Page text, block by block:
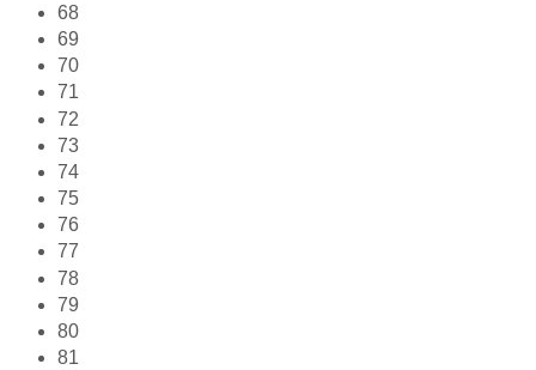
68
69
70
71
72
73
74
75
76
77
78
79
80
81